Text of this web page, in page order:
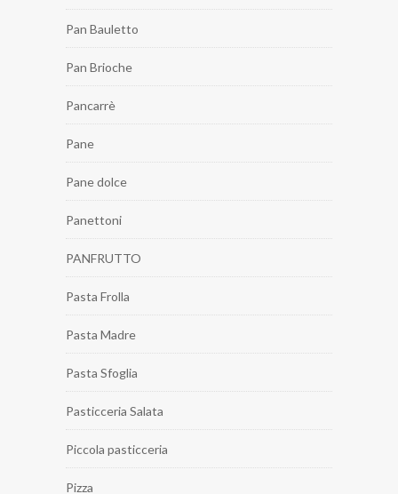
Pan Bauletto
Pan Brioche
Pancarrè
Pane
Pane dolce
Panettoni
PANFRUTTO
Pasta Frolla
Pasta Madre
Pasta Sfoglia
Pasticceria Salata
Piccola pasticceria
Pizza